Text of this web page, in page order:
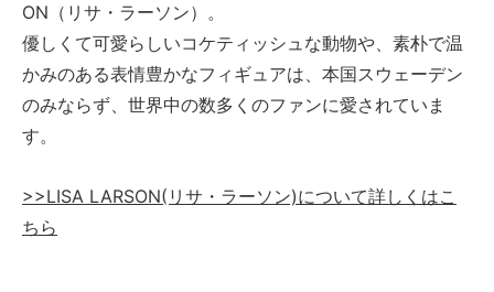
ON（リサ・ラーソン）。
優しくて可愛らしいコケティッシュな動物や、素朴で温
かみのある表情豊かなフィギュアは、本国スウェーデン
のみならず、世界中の数多くのファンに愛されていま
す。
>>LISA LARSON(リサ・ラーソン)について詳しくはこ
ちら